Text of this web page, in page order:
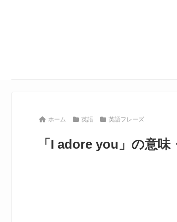
ホーム 英語 英語フレーズ
「I adore you」の意